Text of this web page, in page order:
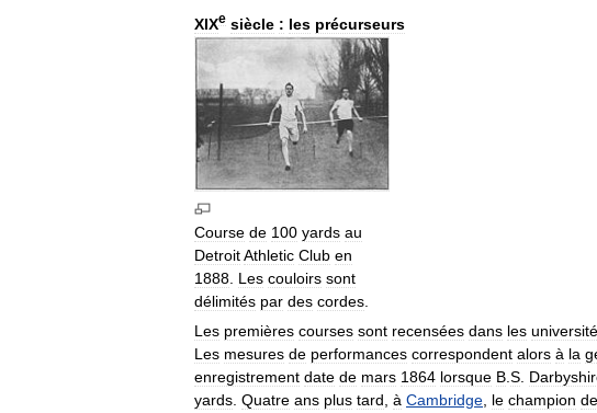
XIXe siècle : les précurseurs
Course de 100 yards au
DetroitAthletic Club en
1888. Les couloirs sont
délimités par des cordes.
Les premières courses sont recensées dans les
Les mesures de performances correspondent alors à la
enregistrement date de mars 1864 lorsque B S
yards Quatre ans plus tard à Cambridge le champion de